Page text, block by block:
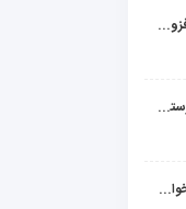
تخصیص اعتبارات ارزش افزوده، استانی و ملی جهت اجرای پروژه‌های عمرانی در شهرستان گنبکی
دستاوردهای بی سابقه حوزه عشایر شهرستانهای ابر استان کرمان
مدیرکل امور عشایر کرمان خواستار افزایش اعتبارات خشکسالی در سال جدید شد